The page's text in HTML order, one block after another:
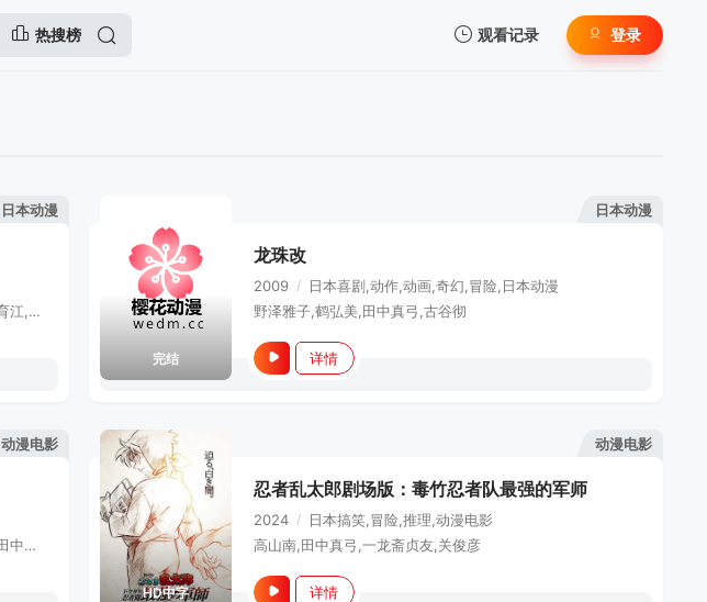
热搜榜 观看记录 登录
日本动漫
田中真弓,冈村明美,中井和哉,山口胜平,平田广明,大谷育江,山口由里子,矢尾一树,长岛雄一,池田秀一,古川登志夫,古谷彻,大塚周夫,津嘉山正种,草尾毅,大场真人,宝龟克寿,园部启一,柴田秀胜,中博史,阪口大助,竹内顺子,千叶繁,三石琴乃,挂川裕彦,堀秀行,田中秀幸,大友龙三郎,有本钦隆,大塚明夫,玄田哲章,小山茉美,土井美加,野田顺子,渡边美佐,野上尤加奈,林原惠美,水树奈奈,园崎未惠,西原久美子,久川绫,泽城美雪,池泽春菜,斋藤千和,神谷浩史,浪川大辅,森久保祥太郎,石田彰,高木涉,桧山修之,子安武人,
日本动漫
完结
龙珠改
2009 / 日本喜剧,动作,动画,奇幻,冒险,日本动漫
野泽雅子,鹤弘美,田中真弓,古谷彻
详情
动漫电影
横山智佐,富泽美智惠,高乃丽,西原久美子,渊崎由里子,田中真弓,冈本麻弥,伊仓一惠,折笠爱,陶山章央,池田胜,北村弘一,子安武人,冈村明美,增田由纪,冰上恭子,矢尾一树,乡里大辅,松野太纪,三矢雄二,难波圭一,藤原启治,西村知道,中田让治,中岛聪彦,麻生智久,小形满,佐佐木诚二,园部好德,山寺宏一
动漫电影
HD中字
忍者乱太郎剧场版：毒竹忍者队最强的军师
2024 / 日本搞笑,冒险,推理,动漫电影
高山南,田中真弓,一龙斋贞友,关俊彦
详情